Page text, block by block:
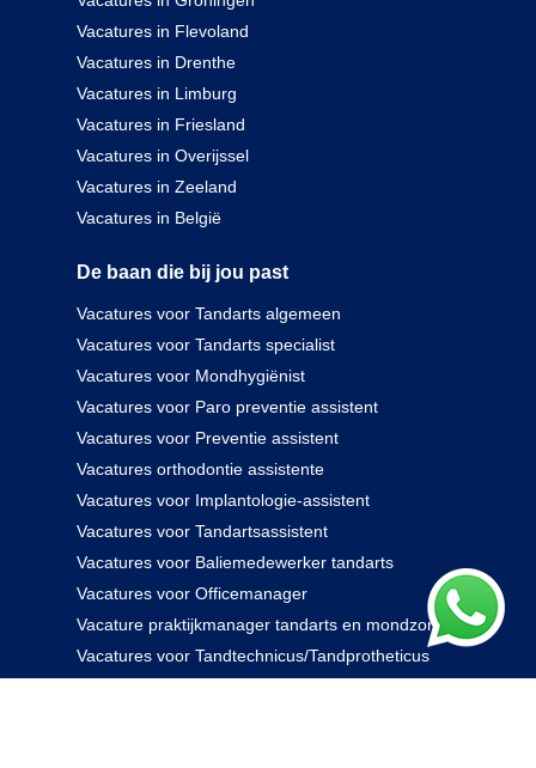
Vacatures in Flevoland
Vacatures in Drenthe
Vacatures in Limburg
Vacatures in Friesland
Vacatures in Overijssel
Vacatures in Zeeland
Vacatures in België
De baan die bij jou past
Vacatures voor Tandarts algemeen
Vacatures voor Tandarts specialist
Vacatures voor Mondhygiënist
Vacatures voor Paro preventie assistent
Vacatures voor Preventie assistent
Vacatures orthodontie assistente
Vacatures voor Implantologie-assistent
Vacatures voor Tandartsassistent
Vacatures voor Baliemedewerker tandarts
Vacatures voor Officemanager
Vacature praktijkmanager tandarts en mondzorg
Vacatures voor Tandtechnicus/Tandprotheticus